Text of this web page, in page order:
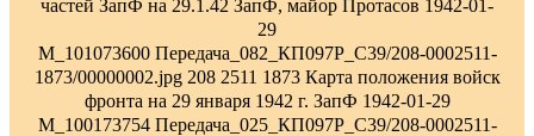
частей ЗапФ на 29.1.42 ЗапФ, майор Протасов 1942-01-
29
M_101073600 Передача_082_КП097Р_С39/208-0002511-
1873/00000002.jpg 208 2511 1873 Карта положения войск
фронта на 29 января 1942 г. ЗапФ 1942-01-29
M_100173754 Передача_025_КП097Р_С39/208-0002511-